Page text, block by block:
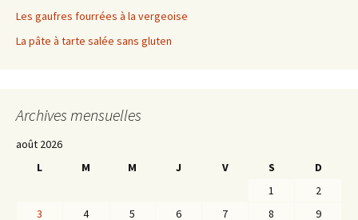
Les gaufres fourrées à la vergeoise
La pâte à tarte salée sans gluten
Archives mensuelles
août 2026
L
M M J V S
D
1
2
3
4 5 6 7 8 9